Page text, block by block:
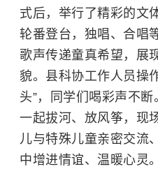
式后，举行了精彩的文
轮番登台，独唱、合唱
歌声传递童真希望，展
貌。县科协工作人员操
头”，同学们喝彩声不断
一起拔河、放风筝，现
儿与特殊儿童亲密交流
中增进情谊、温暖心灵。